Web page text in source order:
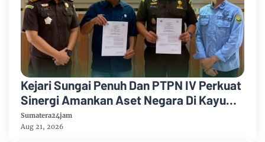
Kejari Sungai Penuh Dan PTPN IV Perkuat
Sinergi Amankan Aset Negara Di Kayu
Aro
Sumatera24jam
Aug 21, 2026